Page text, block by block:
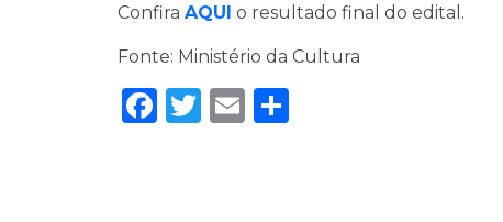
Confira AQUI o resultado final do edital.
Fonte: Ministério da Cultura
Facebook
Twitter
Email